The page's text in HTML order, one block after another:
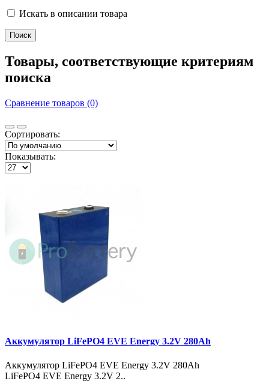
Искать в описании товара
Товары, соответствующие критериям
поиска
Сравнение товаров (0)
Сортировать:
Показывать:
Аккумулятор LiFePO4 EVE Energy 3.2V 280Ah
Аккумулятор LiFePO4 EVE Energy 3.2V 280Ah
LiFePO4 EVE Energy 3.2V 2..